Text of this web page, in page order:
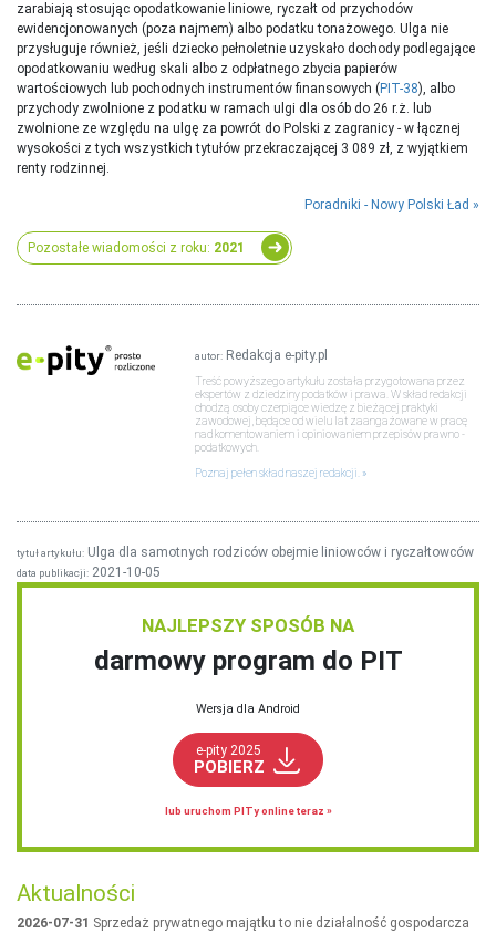
NAJLEPSZY SPOSÓB NA
darmowy program do PIT
Wersja dla Android
e-pity 2025
POBIERZ
lub uruchom PITy online teraz »
Aktualności
2026-07-31 Sprzedaż prywatnego majątku to nie działalność gospodarcza
zarabiają stosując opodatkowanie liniowe, ryczałt od przychodów
ewidencjonowanych (poza najmem) albo podatku tonażowego. Ulga nie
przysługuje również, jeśli dziecko pełnoletnie uzyskało dochody podlegające
opodatkowaniu według skali albo z odpłatnego zbycia papierów
wartościowych lub pochodnych instrumentów finansowych (PIT-38), albo
przychody zwolnione z podatku w ramach ulgi dla osób do 26 r.ż. lub
zwolnione ze względu na ulgę za powrót do Polski z zagranicy - w łącznej
wysokości z tych wszystkich tytułów przekraczającej 3 089 zł, z wyjątkiem
renty rodzinnej.
Poradniki - Nowy Polski Ład
Pozostałe wiadomości z roku: 2021
autor: Redakcja e-pity.pl
Treść powyższego artykułu została przygotowana przez
ekspertów z dziedziny podatków i prawa. W skład redakcji
chodzą osoby czerpiące wiedzę z bieżącej praktyki
zawodowej, będące od wielu lat zaangażowane w pracę
nad komentowaniem i opiniowaniem przepisów prawno -
podatkowych.
Poznaj pełen skład naszej redakcji.
tytuł artykułu: Ulga dla samotnych rodziców obejmie liniowców i ryczałtowców
data publikacji: 2021-10-05